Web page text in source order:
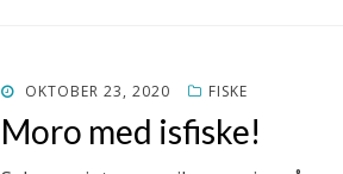
POSTED
OKTOBER 23, 2020 FISKE
Moro med isfiske!